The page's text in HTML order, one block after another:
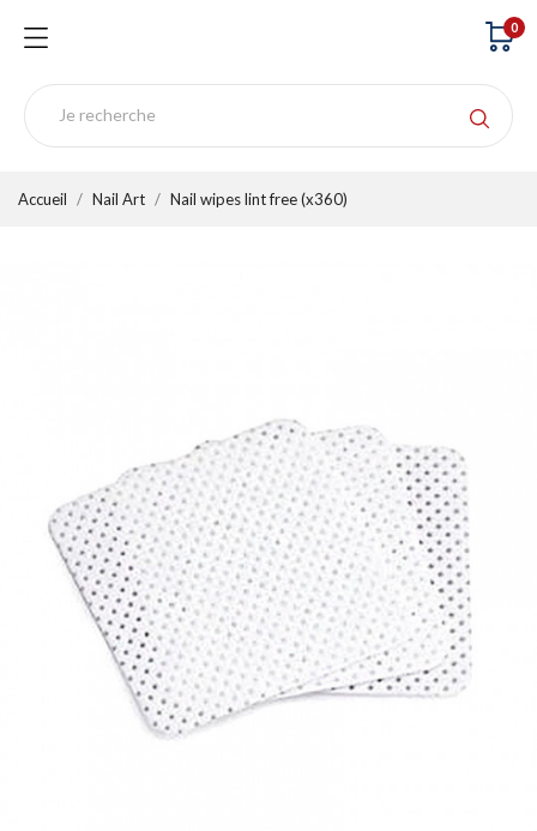
0
Accueil Nail Art Nail wipes lint free (x360)